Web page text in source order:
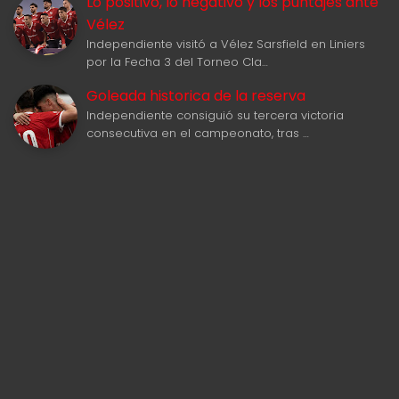
Vélez
Independiente visitó a Vélez Sarsfield en Liniers
por la Fecha 3 del Torneo Cla…
Goleada historica de la reserva
Independiente consiguió su tercera victoria
consecutiva en el campeonato, tras …